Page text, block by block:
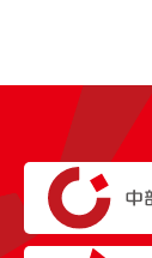
（新しい